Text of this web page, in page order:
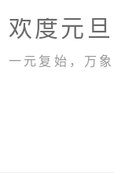
欢度元
一元复始，万